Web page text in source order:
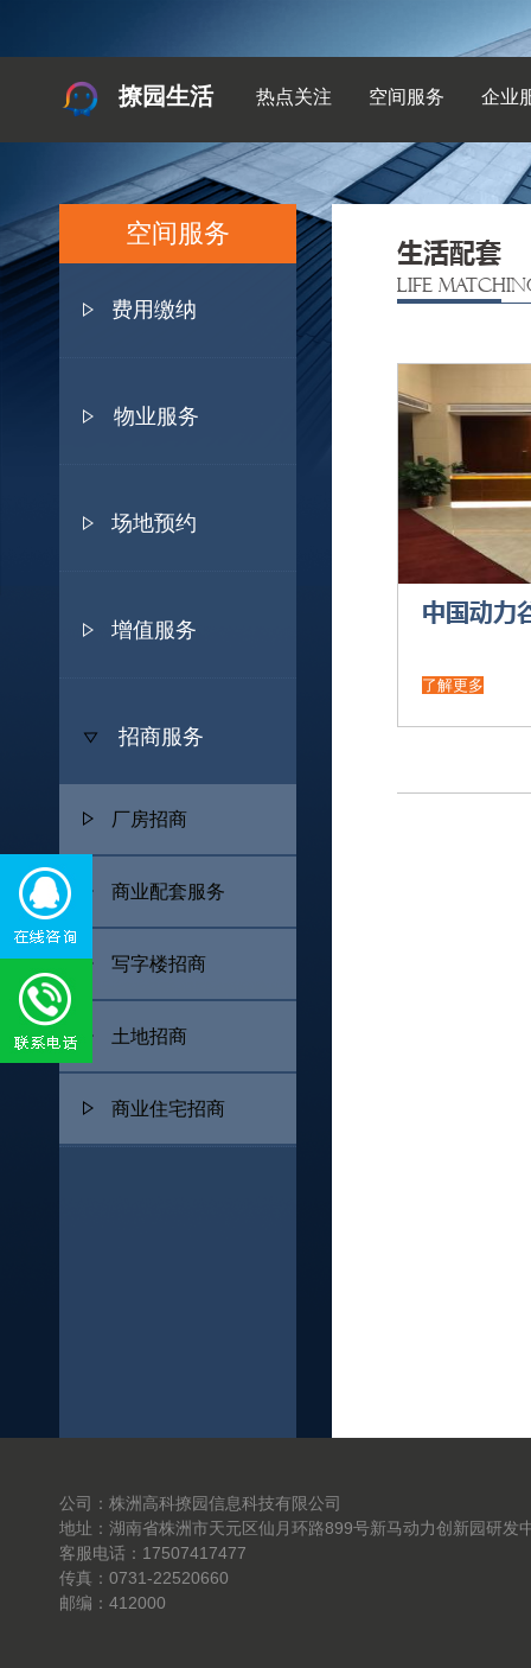
撩园生活 热点关注 空间服务 企业
空间服务
费用缴纳
物业服务
场地预约
增值服务
招商服务
厂房招商
商业配套服务
写字楼招商
土地招商
商业住宅招商
生活配套
LIFE
中国动力
了解更多
公司：株洲高科撩园信息科技有限公司
地址：湖南省株洲市天元区仙月环路899号新马动力创新园研发
客服电话：17507417477
传真：0731-22520660
邮编：412000